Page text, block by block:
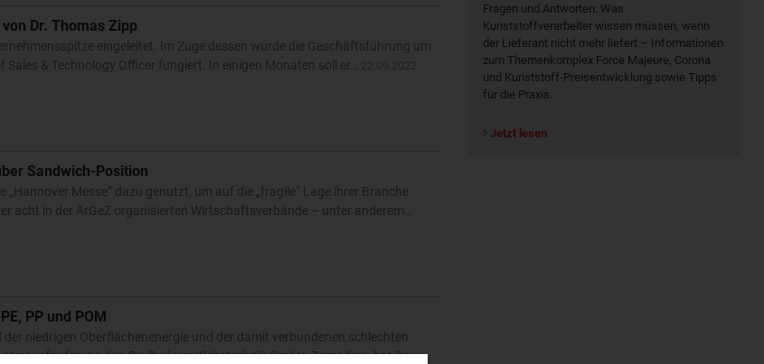
Dr. Thomas Zipp
eingeleitet. Im Zuge dessen wurde die Geschäftsführung um
& Technology Officer fungiert. In einigen Monaten soll er…
Sandwich-Position
Messe“ dazu genutzt, um auf die „fragile“ Lage ihrer Branche
acht in der ArGeZ organisierten Wirtschaftsverbände – unter anderem…
PP und POM
niedrigen Oberflächenenergie und der damit verbundenen schlechten
dar. Die Ruderer Klebetechnik GmbH, Zorneding, hat ihr…
Fragen und Antworten: Was
Kunst­stoff­verarbeiter wissen müssen, wenn
der Lieferant nicht mehr liefert – Informationen
zum Themenkomplex Force Majeure, Corona
und Kunststoff-Preisentwicklung sowie Tipps
für die Praxis.
Jetzt lesen